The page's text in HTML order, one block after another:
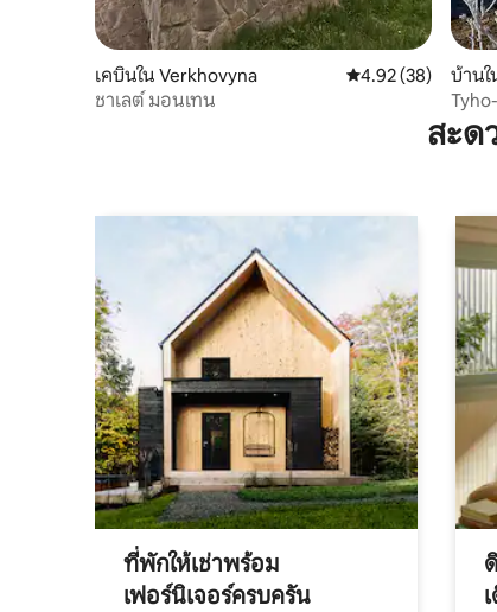
เคบินใน Verkhovyna คะแนนเฉลี่ย 4.92 จ
4.92 (38)
ชาเลต์ มอนเทน
บ้านใ
สะด
ที่พักให้เช่าพร้อม
เฟอร์นิเจอร์ครบครัน